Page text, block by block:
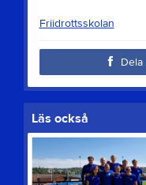
Friidrottsskolan
Läs också